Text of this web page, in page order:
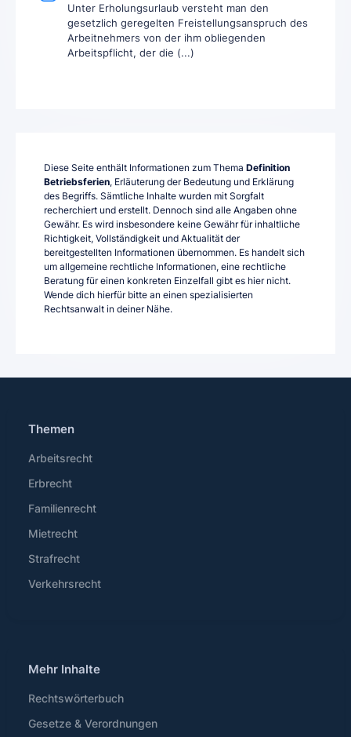
Unter Erholungsurlaub versteht man den
gesetzlich geregelten Freistellungsanspruch des
Arbeitnehmers von der ihm obliegenden
Arbeitspflicht, der die (...)
Diese Seite enthält Informationen zum Thema Definition
Betriebsferien, Erläuterung der Bedeutung und Erklärung
des Begriffs. Sämtliche Inhalte wurden mit Sorgfalt
recherchiert und erstellt. Dennoch sind alle Angaben ohne
Gewähr. Es wird insbesondere keine Gewähr für inhaltliche
Richtigkeit, Vollständigkeit und Aktualität der
bereitgestellten Informationen übernommen. Es handelt sich
um allgemeine rechtliche Informationen, eine rechtliche
Beratung für einen konkreten Einzelfall gibt es hier nicht.
Wende dich hierfür bitte an einen spezialisierten
Rechtsanwalt in deiner Nähe.
Themen
Arbeitsrecht
Erbrecht
Familienrecht
Mietrecht
Strafrecht
Verkehrsrecht
Mehr Inhalte
Rechtswörterbuch
Gesetze & Verordnungen